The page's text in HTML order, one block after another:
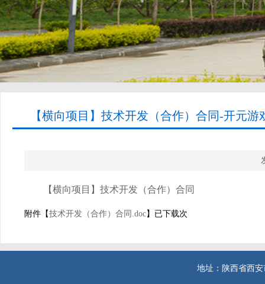
【横向项目】技术开发（合作）合同-开元游
【横向项目】技术开发（合作）合同
附件【技术开发（合作）合同.doc】已下载次
地址：陕西省西